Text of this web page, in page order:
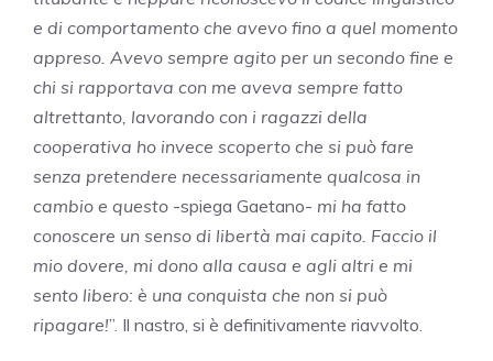
e di comportamento che avevo fino a quel momento
appreso. Avevo sempre agito per un secondo fine e
chi si rapportava con me aveva sempre fatto
altrettanto, lavorando con i ragazzi della
cooperativa ho invece scoperto che si può fare
senza pretendere necessariamente qualcosa in
cambio e questo -spiega Gaetano- mi ha fatto
conoscere un senso di libertà mai capito. Faccio il
mio dovere, mi dono alla causa e agli altri e mi
sento libero: è una conquista che non si può
ripagare!”. Il nastro, si è definitivamente riavvolto.